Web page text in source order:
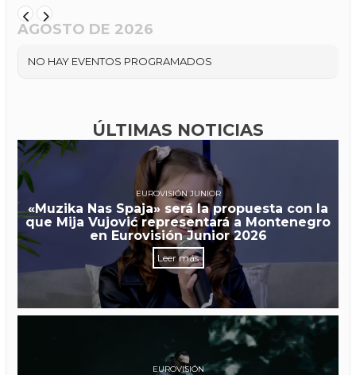
AGOSTO DE 2026
NO HAY EVENTOS PROGRAMADOS
ÚLTIMAS NOTICIAS
EUROVISIÓN JUNIOR
«Muzika Nas Spaja» será la propuesta con la
que Mija Vujović representará a Montenegro
en Eurovisión Junior 2026
Leer más
EUROVISIÓN